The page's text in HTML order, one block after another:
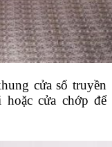
cửa sổ truyền
cửa chớp để